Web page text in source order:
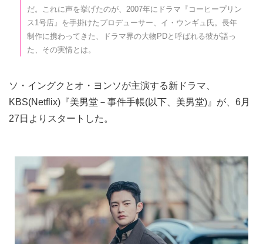
だ。これに声を挙げたのが、2007年にドラマ『コーヒープリン
ス1号店』を手掛けたプロデューサー、イ・ウンギュ氏。長年
制作に携わってきた、ドラマ界の大物PDと呼ばれる彼が語っ
た、その実情とは。
ソ・イングクとオ・ヨンソが主演する新ドラマ、
KBS(Netflix)『美男堂－事件手帳(以下、美男堂)』が、6月
27日よりスタートした。